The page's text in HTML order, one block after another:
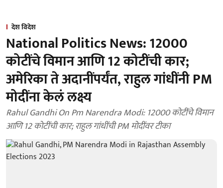
देश विदेश
National Politics News: 12000
कोटींचे विमान आणि 12 कोटींची कार;
अमेरिका ते अदानींपर्यंत, राहुल गांधींनी PM
मोदींना केलं लक्ष्य
Rahul Gandhi On Pm Narendra Modi: 12000 कोटींचे विमान
आणि 12 कोटींची कार; राहुल गांधींची PM मोदींवर टीका